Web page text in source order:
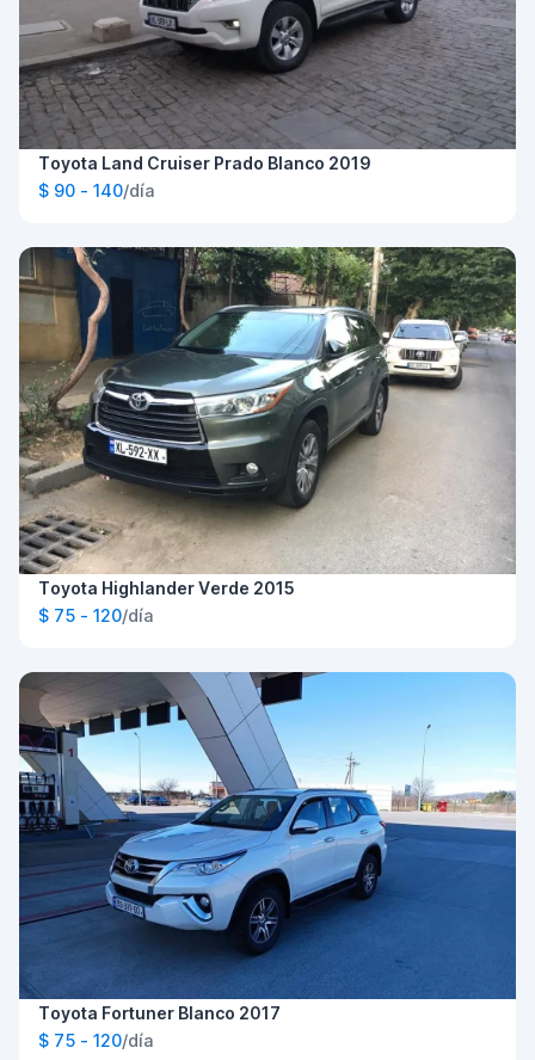
Toyota Land Cruiser Prado Blanco 2019
$ 90 - 140/día
Toyota Highlander Verde 2015
$ 75 - 120/día
Toyota Fortuner Blanco 2017
$ 75 - 120/día